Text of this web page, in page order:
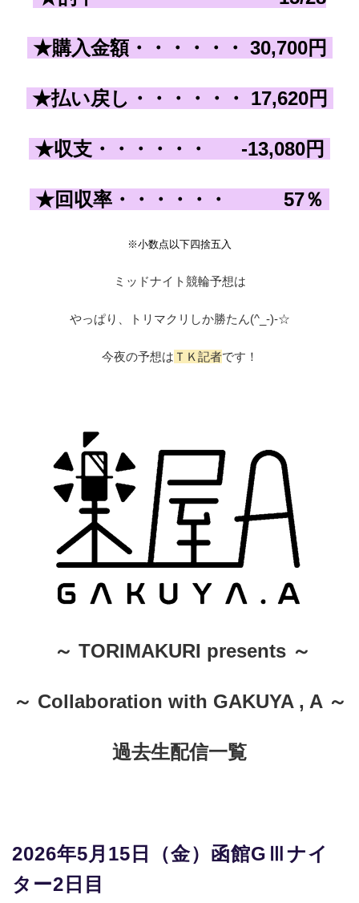
★購入金額・・・・・・ 30,700円
★払い戻し ・・・・・・ 17,620円
★収支 ・・・・・・ -13,080円
★回収率 ・・・・・・ 57％
※小数点以下四捨五入
ミッドナイト競輪予想は
やっぱり、トリマクリしか勝たん(^_-)-☆
今夜の予想は ＴＫ記者です！
～ TORIMAKURI presents ～
～ Collaboration with GAKUYA , A ～
過去生配信一覧
2026年5月15日（金）函館GⅢナイ
ター2日目